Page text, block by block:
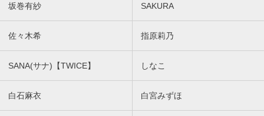
坂巻有紗 SAKURA
佐々木希 指原莉乃
SANA(サナ)【TWICE】 しなこ
白石麻衣 白宮みずほ